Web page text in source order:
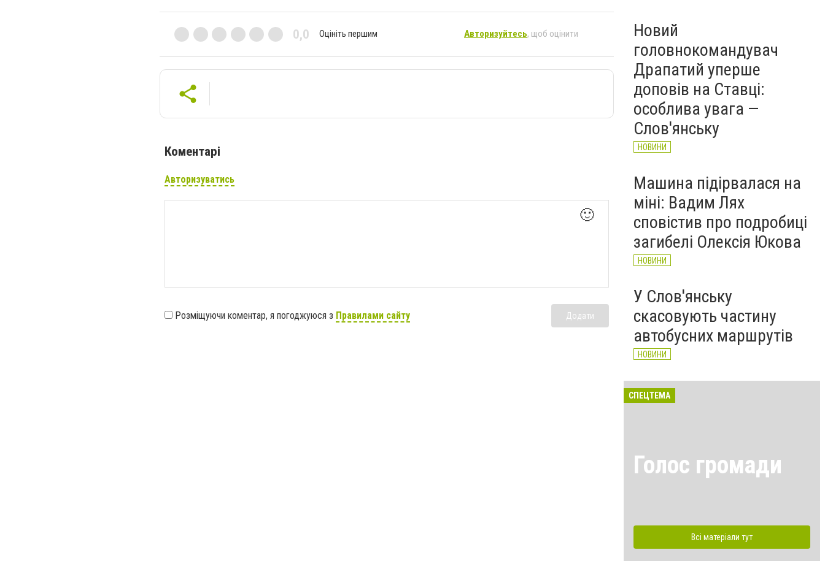
0,0 Оцініть першим Авторизуйтесь, щоб оцінити
Коментарі
Авторизуватись
🙂
Розміщуючи коментар, я погоджуюся з Правилами сайту Додати
Новий
головнокомандувач
Драпатий уперше
доповів на Ставці:
особлива увага —
Слов'янську
НОВИНИ
Машина підірвалася на
міні: Вадим Лях
сповістив про подробиці
загибелі Олексія Юкова
НОВИНИ
У Слов'янську
скасовують частину
автобусних маршрутів
НОВИНИ
СПЕЦТЕМА
Голос громади
Всі матеріали тут